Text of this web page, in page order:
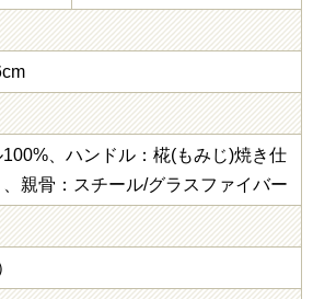
、ハンドル：椛(もみじ)焼き仕
、親骨：スチール/グラスファイバー